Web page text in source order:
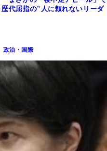
代屈指の"人に頼れないリーダ
政治・国際